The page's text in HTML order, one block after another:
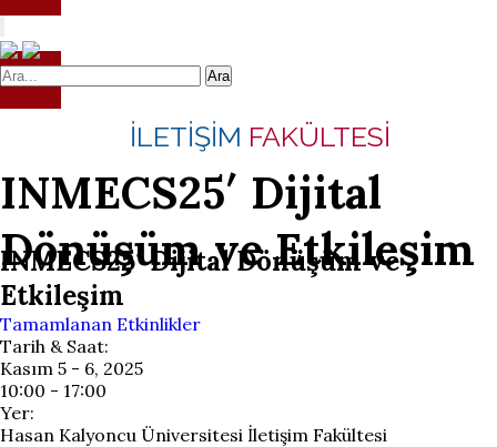
Ara
İLETİŞİM FAKÜLTESİ
INMECS25′ Dijital
Dönüşüm ve Etkileşim
INMECS25′ Dijital Dönüşüm ve
Etkileşim
Tamamlanan Etkinlikler
Tarih & Saat:
Kasım 5 - 6, 2025
10:00 - 17:00
Yer:
Hasan Kalyoncu Üniversitesi İletişim Fakültesi